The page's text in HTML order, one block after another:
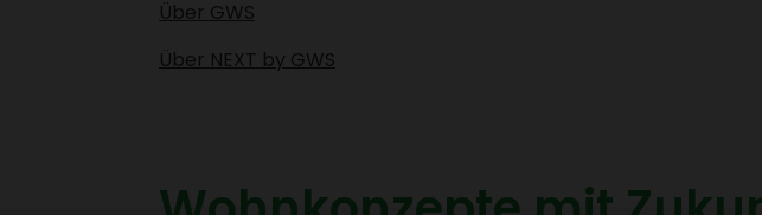
Über GWS
Über NEXT by GWS